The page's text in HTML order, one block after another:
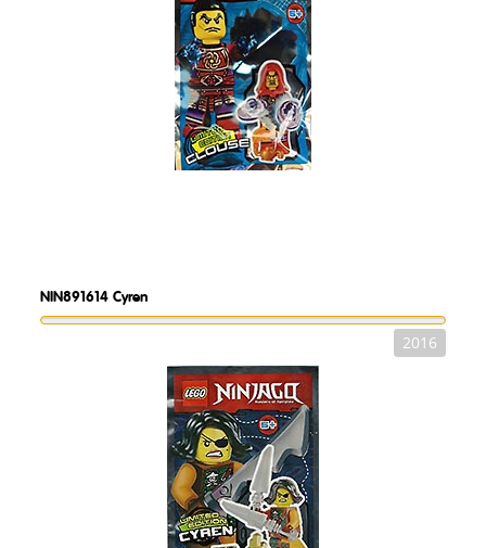
NIN891614 Cyren
2016